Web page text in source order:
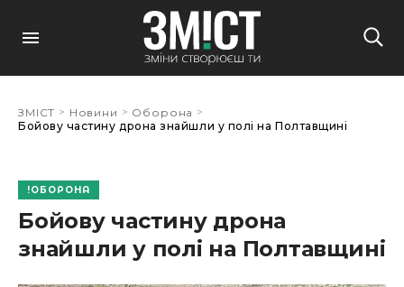
ЗМІСТ > Новини > Оборона >
Бойову частину дрона знайшли у полі на Полтавщині
ОБОРОНА
Бойову частину дрона
знайшли у полі на Полтавщині